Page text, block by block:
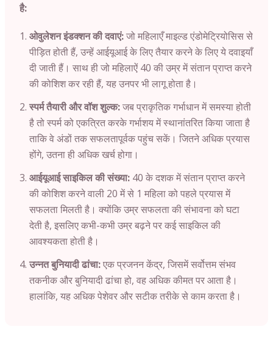
है:
ओवुलेशन इंडक्शन की दवाएं:जो महिलाएँ माइल्ड एंडोमेट्रियोसिस से
पीड़ित होती हैं, उन्हें आईयूआई के लिए तैयार करने के लिए ये दवाइयाँ
दी जाती हैं। साथ ही जो महिलाऐं 40 की उम्र में संतान प्राप्त करने
की कोशिश कर रही हैं, यह उनपर भी लागू होता है।
स्पर्म तैयारी और वॉश शुल्क:जब प्राकृतिक गर्भाधान में समस्या होती
है तो स्पर्म को एकत्रित करके गर्भाशय में स्थानांतरित किया जाता है
ताकि वे अंडों तक सफलतापूर्वक पहुंच सकें। जितने अधिक प्रयास
होंगे, उतना ही अधिक खर्च होगा।
आईयूआई साइकिल की संख्या: 40 के दशक में संतान प्राप्त करने
की कोशिश करने वाली 20 में से 1 महिला को पहले प्रयास में
सफलता मिलती है। क्योंकि उम्र सफलता की संभावना को घटा
देती है, इसलिए कभी-कभी उम्र बढ़ने पर कई साइकिल की
आवश्यकता होती है।
उन्नत बुनियादी ढांचा:एक प्रजनन केंद्र, जिसमें सर्वोत्तम संभव
तकनीक और बुनियादी ढांचा हो, वह अधिक कीमत पर आता है।
हालांकि, यह अधिक पेशेवर और सटीक तरीके से काम करता है।